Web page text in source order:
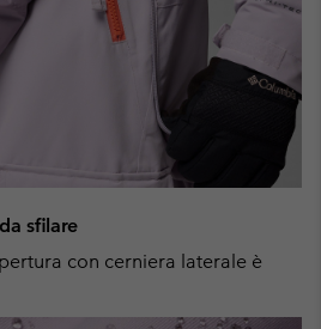
sfilare
con cerniera laterale è